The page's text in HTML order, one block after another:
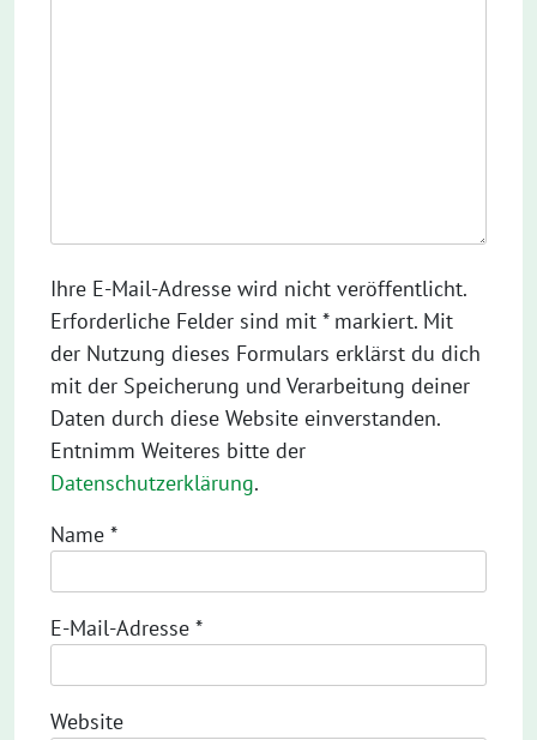
Ihre E-Mail-Adresse wird nicht veröffentlicht.
Erforderliche Felder sind mit * markiert. Mit
der Nutzung dieses Formulars erklärst du dich
mit der Speicherung und Verarbeitung deiner
Daten durch diese Website einverstanden.
Entnimm Weiteres bitte der
Datenschutzerklärung.
Name *
E-Mail-Adresse *
Website